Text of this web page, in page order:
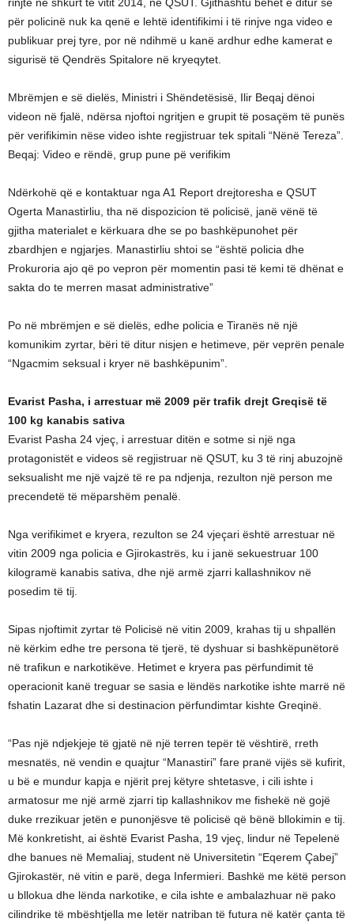
rinjtë në shkurt të vitit 2014, në QSUT. Gjithashtu bëhet e ditur se
për policinë nuk ka qenë e lehtë identifikimi i të rinjve nga video e
publikuar prej tyre, por në ndihmë u kanë ardhur edhe kamerat e
sigurisë të Qendrës Spitalore në kryeqytet.
Mbrëmjen e së dielës, Ministri i Shëndetësisë, Ilir Beqaj dënoi
videon në fjalë, ndërsa njoftoi ngritjen e grupit të posaçëm të punës
për verifikimin nëse video ishte regjistruar tek spitali “Nënë Tereza”.
Beqaj: Video e rëndë, grup pune pë verifikim
Ndërkohë që e kontaktuar nga A1 Report drejtoresha e QSUT
Ogerta Manastirliu, tha në dispozicion të policisë, janë vënë të
gjitha materialet e kërkuara dhe se po bashkëpunohet për
zbardhjen e ngjarjes. Manastirliu shtoi se “është policia dhe
Prokuroria ajo që po vepron për momentin pasi të kemi të dhënat e
sakta do te merren masat administrative”
Po në mbrëmjen e së dielës, edhe policia e Tiranës në një
komunikim zyrtar, bëri të ditur nisjen e hetimeve, për veprën penale
“Ngacmim seksual i kryer në bashkëpunim”.
Evarist Pasha, i arrestuar më 2009 për trafik drejt Greqisë të
100 kg kanabis sativa
Evarist Pasha 24 vjeç, i arrestuar ditën e sotme si një nga
protagonistët e videos së regjistruar në QSUT, ku 3 të rinj abuzojnë
seksualisht me një vajzë të re pa ndjenja, rezulton një person me
precendetë të mëparshëm penalë.
Nga verifikimet e kryera, rezulton se 24 vjeçari është arrestuar në
vitin 2009 nga policia e Gjirokastrës, ku i janë sekuestruar 100
kilogramë kanabis sativa, dhe një armë zjarri kallashnikov në
posedim të tij.
Sipas njoftimit zyrtar të Policisë në vitin 2009, krahas tij u shpallën
në kërkim edhe tre persona të tjerë, të dyshuar si bashkëpunëtorë
në trafikun e narkotikëve. Hetimet e kryera pas përfundimit të
operacionit kanë treguar se sasia e lëndës narkotike ishte marrë në
fshatin Lazarat dhe si destinacion përfundimtar kishte Greqinë.
“Pas një ndjekjeje të gjatë në një terren tepër të vështirë, rreth
mesnatës, në vendin e quajtur “Manastiri” fare pranë vijës së kufirit,
u bë e mundur kapja e njërit prej këtyre shtetasve, i cili ishte i
armatosur me një armë zjarri tip kallashnikov me fishekë në gojë
duke rrezikuar jetën e punonjësve të policisë që bënë bllokimin e tij.
Më konkretisht, ai është Evarist Pasha, 19 vjeç, lindur në Tepelenë
dhe banues në Memaliaj, student në Universitetin “Eqerem Çabej”
Gjirokastër, në vitin e parë, dega Infermieri. Bashkë me këtë person
u bllokua dhe lënda narkotike, e cila ishte e ambalazhuar në pako
cilindrike të mbështjella me letër natriban të futura në katër çanta të